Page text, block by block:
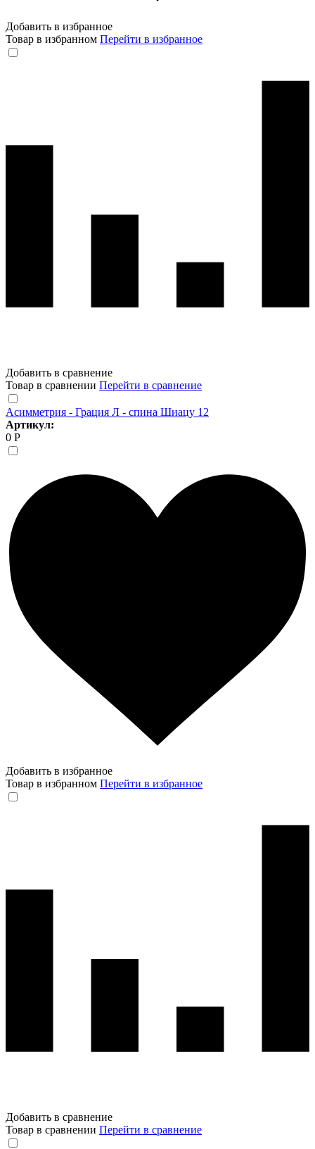
Добавить в избранное
Товар в избранном Перейти в избранное
Добавить в сравнение
Товар в сравнении Перейти в сравнение
Асимметрия - Грация Л - спина Шиацу 12
Артикул:
0 Р
Добавить в избранное
Товар в избранном Перейти в избранное
Добавить в сравнение
Товар в сравнении Перейти в сравнение